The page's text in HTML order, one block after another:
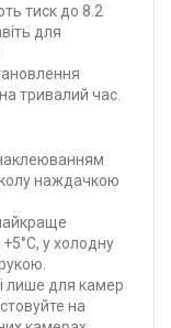
тиск до 8.2
для
тривалий час.
наждачкою
у холодну
лише для камер
на